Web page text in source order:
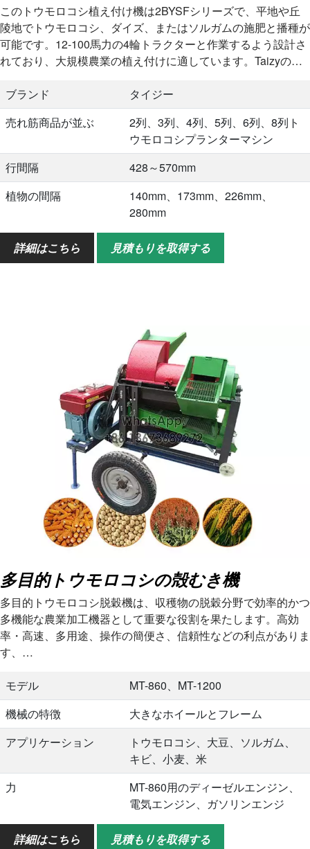
このトウモロコシ植え付け機は2BYSFシリーズで、平地や丘
陵地でトウモロコシ、ダイズ、またはソルガムの施肥と播種が
可能です。12-100馬力の4輪トラクターと作業するよう設計さ
れており、大規模農業の植え付けに適しています。Taizyのト
ブランド
タイジー
売れ筋商品が並ぶ
2列、3列、4列、5列、6列、8列ト
ウモロコシプランターマシン
行間隔
428～570mm
植物の間隔
140mm、173mm、226mm、
280mm
掘削深さ
60-80mm
詳細はこちら 見積もりを取得する
多目的トウモロコシの殻むき機
多目的トウモロコシ脱穀機は、収穫物の脱穀分野で効率的かつ
多機能な農業加工機器として重要な役割を果たします。高効
率・高速、多用途、操作の簡便さ、信頼性などの利点がありま
す、…
モデル
MT-860、MT-1200
機械の特徴
大きなホイールとフレーム
アプリケーション
トウモロコシ、大豆、ソルガム、
キビ、小麦、米
力
MT-860用のディーゼルエンジン、
電気エンジン、ガソリンエンジ
ン。 MT-1200用ディーゼルエンジ
ン
詳細はこちら 見積もりを取得する